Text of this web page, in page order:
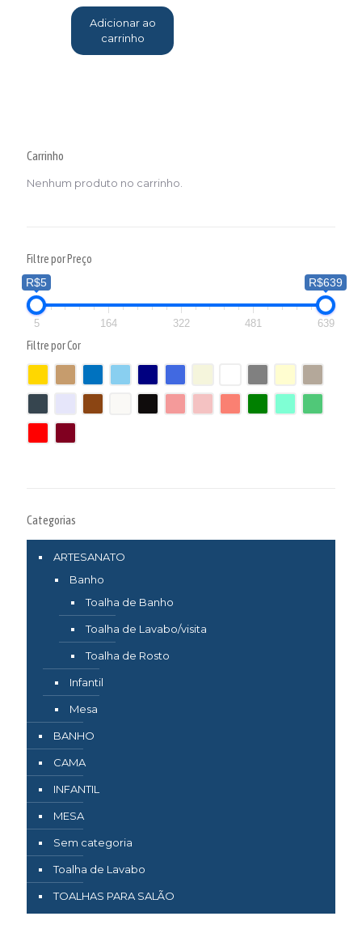
Adicionar ao
carrinho
Carrinho
Nenhum produto no carrinho.
Filtre por Preço
R$5
R$639
5 164 322 481 639
Filtre por Cor
Categorias
ARTESANATO
Banho
Toalha de Banho
Toalha de Lavabo/visita
Toalha de Rosto
Infantil
Mesa
BANHO
CAMA
INFANTIL
MESA
Sem categoria
Toalha de Lavabo
TOALHAS PARA SALÃO